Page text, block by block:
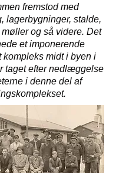
fremstod med
lagerbygninger, stalde,
og så videre. Det
et imponerende
midt i byen i
taget efter nedlæggelse
i denne del af